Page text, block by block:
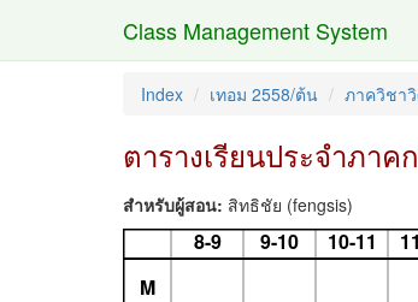
Class Management System
Index เทอม 2558/ต้น ภาควิชา
ตารางเรียนประจำภาค
สำหรับผู้สอน: สิทธิชัย (fengsis)
8-9 9-10 10-11
M